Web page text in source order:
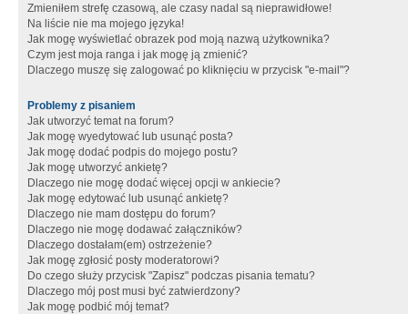
Zmieniłem strefę czasową, ale czasy nadal są nieprawidłowe!
Na liście nie ma mojego języka!
Jak mogę wyświetlać obrazek pod moją nazwą użytkownika?
Czym jest moja ranga i jak mogę ją zmienić?
Dlaczego muszę się zalogować po kliknięciu w przycisk "e-mail"?
Problemy z pisaniem
Jak utworzyć temat na forum?
Jak mogę wyedytować lub usunąć posta?
Jak mogę dodać podpis do mojego postu?
Jak mogę utworzyć ankietę?
Dlaczego nie mogę dodać więcej opcji w ankiecie?
Jak mogę edytować lub usunąć ankietę?
Dlaczego nie mam dostępu do forum?
Dlaczego nie mogę dodawać załączników?
Dlaczego dostałam(em) ostrzeżenie?
Jak mogę zgłosić posty moderatorowi?
Do czego służy przycisk "Zapisz" podczas pisania tematu?
Dlaczego mój post musi być zatwierdzony?
Jak mogę podbić mój temat?